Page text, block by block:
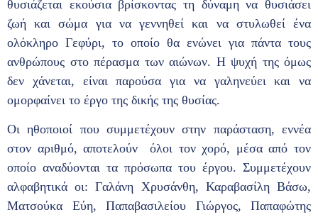
θυσιάζεται εκούσια βρίσκοντας τη δύναμη να θυσιάσει
ζωή και σώμα για να γεννηθεί και να στυλωθεί ένα
ολόκληρο Γεφύρι, το οποίο θα ενώνει για πάντα τους
ανθρώπους στο πέρασμα των αιώνων. Η ψυχή της όμως
δεν χάνεται, είναι παρούσα για να γαληνεύει και να
ομορφαίνει το έργο της δικής της θυσίας.
Οι ηθοποιοί που συμμετέχουν στην παράσταση, εννέα
στον αριθμό, αποτελούν όλοι τον χορό, μέσα από τον
οποίο αναδύονται τα πρόσωπα του έργου. Συμμετέχουν
αλφαβητικά οι: Γαλάνη Χρυσάνθη, Καραβασίλη Βάσω,
Ματσούκα Εύη, Παπαβασιλείου Γιώργος, Παπαφώτης